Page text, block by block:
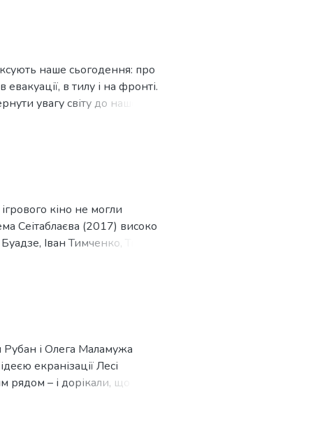
х.
наше сьогодення: про
в тилу і на фронті.
увагу світу до нашого
що сучасна драма
кіно не могли
Сеітаблаєва (2017) високо
Іван Тимченко, Тимур
подій, виправдали
і Олега Маламужа
екранізації Лесі
рядом – і дорікали, що
анімаційних героїнь.